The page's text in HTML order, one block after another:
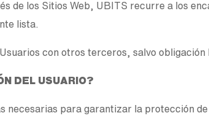
de los Sitios Web, UBITS recurre a los
lista.
con otros terceros, salvo obligación
DEL USUARIO?
necesarias para garantizar la protección